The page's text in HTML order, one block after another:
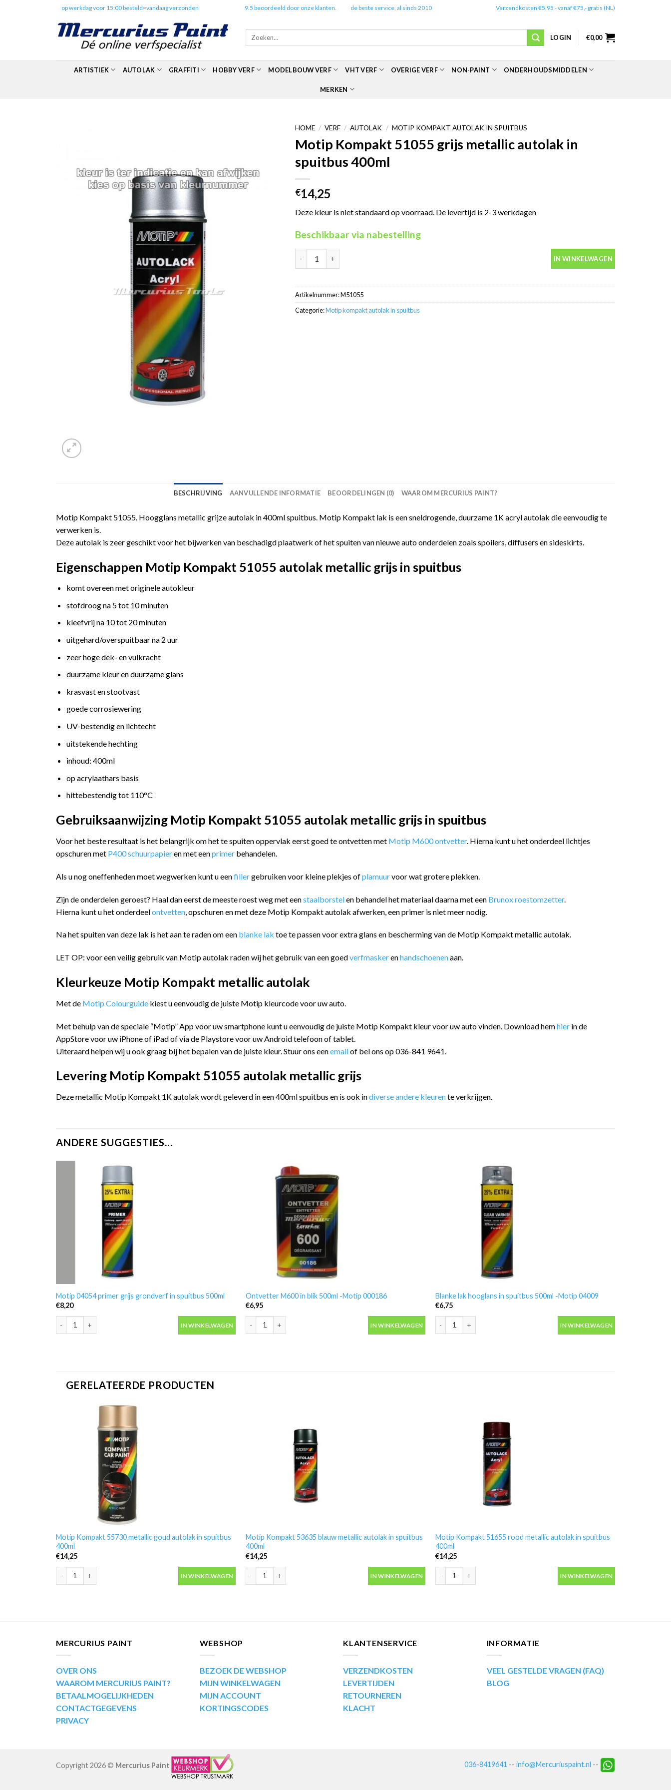
op werkdag voor 15:00 besteld=vandaag verzonden 9.5 beoordeeld door onze klanten. de beste service, al sinds 2010 Verzendkosten €5,95 - vanaf €75,- gratis (NL)
Zoeken
LOGIN €0,00
ARTISTIEK AUTOLAK GRAFFITI HOBBY VERF MODELBOUW VERF VHT VERF OVERIGE VERF NON-PAINT ONDERHOUDSMIDDELEN
MERKEN
HOME / VERF / AUTOLAK / MOTIP KOMPAKT AUTOLAK IN SPUITBUS
Motip Kompakt 51055 grijs metallic autolak in
spuitbus 400ml
€14,25
Deze kleur is niet standaard op voorraad. De levertijd is 2-3 werkdagen
Beschikbaar via nabestelling
IN WINKELWAGEN
Artikelnummer:M51055
Categorie:Motip kompakt autolak in spuitbus
BESCHRIJVING AANVULLENDE INFORMATIE BEOORDELINGEN (0) WAAROM MERCURIUS PAINT?
Motip Kompakt 51055. Hoogglans metallic grijze autolak in 400ml spuitbus. Motip Kompakt lak is een sneldrogende, duurzame 1K acryl autolak die eenvoudig te
verwerken is.
Deze autolak is zeer geschikt voor het bijwerken van beschadigd plaatwerk of het spuiten van nieuwe auto onderdelen zoals spoilers, diffusers en sideskirts.
Eigenschappen Motip Kompakt 51055 autolak metallic grijs in spuitbus
komt overeen met originele autokleur
stofdroog na 5 tot 10 minuten
kleefvrij na 10 tot 20 minuten
uitgehard/overspuitbaar na 2 uur
zeer hoge dek- en vulkracht
duurzame kleur en duurzame glans
krasvast en stootvast
goede corrosiewering
UV-bestendig en lichtecht
uitstekende hechting
inhoud: 400ml
op acrylaathars basis
hittebestendig tot 110°C
Gebruiksaanwijzing Motip Kompakt 51055 autolak metallic grijs in spuitbus
Voor het beste resultaat is het belangrijk om het te spuiten oppervlak eerst goed te ontvetten met Motip M600 ontvetter. Hierna kunt u het onderdeel lichtjes
opschuren met P400 schuurpapieren met eenprimer behandelen.
Als u nog oneffenheden moet wegwerken kunt u eenfillergebruiken voor kleine plekjes ofplamuurvoor wat grotere plekken.
Zijn de onderdelen geroest? Haal dan eerst de meeste roest weg met eenstaalborstelen behandel het materiaal daarna met een Brunox roestomzetter.
Hierna kunt u het onderdeelontvetten , opschuren en met deze Motip Kompakt autolak afwerken, een primer is niet meer nodig.
Na het spuiten van deze lak is het aan te raden om een blanke lak toe te passen voor extra glans en bescherming van de Motip Kompakt metallic autolak.
LET OP: voor een veilig gebruik van Motip autolak raden wij het gebruik van een goedverfmaskerenhandschoenenaan.
Kleurkeuze Motip Kompakt metallic autolak
Met de Motip Colourguide kiest u eenvoudig de juiste Motip kleurcode voor uw auto.
Met behulp van de speciale “Motip” App voor uw smartphone kunt u eenvoudig de juiste Motip Kompakt kleur voor uw auto vinden. Download hemhier in de
AppStore voor uw iPhone of iPad of via de Playstore voor uw Android telefoon of tablet.
Uiteraard helpen wij u ook graag bij het bepalen van de juiste kleur. Stuur ons eenemailof bel ons op 036-841 9641.
Levering Motip Kompakt 51055 autolak metallic grijs
Deze metallic Motip Kompakt 1K autolak wordt geleverd in een 400ml spuitbus en is ook indiverse andere kleurente verkrijgen.
ANDERE SUGGESTIES…
Motip 04054 primer grijs grondverf in spuitbus 500ml
€8,20
Motip 04054 primer grijs grondverf in spuitbus 500ml aantal
IN WINKELWAGEN
Ontvetter M600 in blik 500ml -Motip 000186
€6,95
Ontvetter M600 in blik 500ml -Motip 000186 aantal
IN WINKELWAGEN
Blanke lak hooglans in spuitbus 500ml -Motip 04009
€6,75
Blanke lak hooglans in spuitbus 500ml -Motip 04009 aantal
IN WINKELWAGEN
GERELATEERDE PRODUCTEN
Motip Kompakt 55730 metallic goud autolak in spuitbus
400ml
€14,25
Motip Kompakt 55730 metallic goud autolak in spuitbus 400ml aantal
IN WINKELWAGEN
Motip Kompakt 53635 blauw metallic autolak in spuitbus
400ml
€14,25
Motip Kompakt 53635 blauw metallic autolak in spuitbus 400ml aantal
IN WINKELWAGEN
Motip Kompakt 51655 rood metallic autolak in spuitbus
400ml
€14,25
Motip Kompakt 51655 rood metallic autolak in spuitbus 400ml aantal
IN WINKELWAGEN
MERCURIUS PAINT
OVER ONS
WAAROM MERCURIUS PAINT?
BETAALMOGELIJKHEDEN
CONTACTGEGEVENS
PRIVACY
WEBSHOP
BEZOEK DE WEBSHOP
MIJN WINKELWAGEN
MIJN ACCOUNT
KORTINGSCODES
KLANTENSERVICE
VERZENDKOSTEN
LEVERTIJDEN
RETOURNEREN
KLACHT
INFORMATIE
VEEL GESTELDE VRAGEN (FAQ)
BLOG
036-8419641 -- info@Mercuriuspaint.nl --
Copyright 2026 © Mercurius Paint